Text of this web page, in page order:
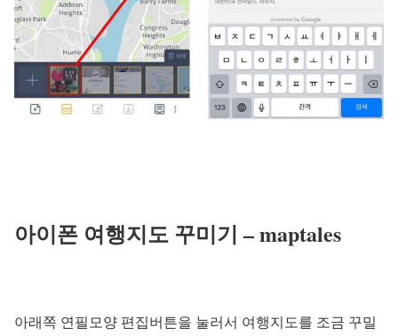
아이폰 여행지도 꾸미기 – maptales
아래쪽 연필모양 편집버튼을 눌러서 여행지도를 조금 꾸밀